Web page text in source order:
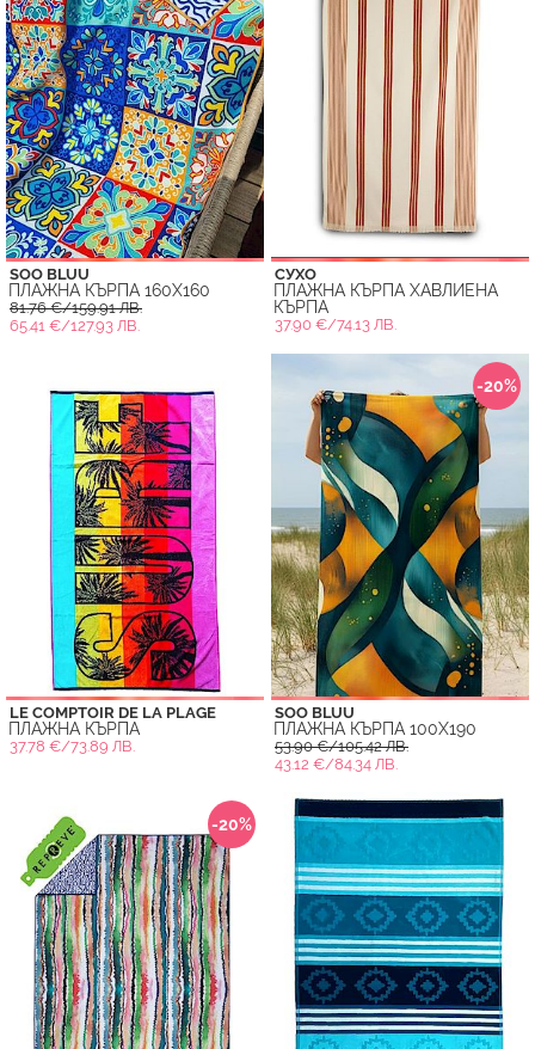
SOO BLUU
ПЛАЖНА КЪРПА 160X160
81.76 €/159.91 ЛВ.
65.41 €/127.93 ЛВ.
СУХО
ПЛАЖНА КЪРПА ХАВЛИЕНА
КЪРПА
37.90 €/74.13 ЛВ.
LE COMPTOIR DE LA PLAGE
ПЛАЖНА КЪРПА
37.78 €/73.89 ЛВ.
-20%
SOO BLUU
ПЛАЖНА КЪРПА 100X190
53.90 €/105.42 ЛВ.
43.12 €/84.34 ЛВ.
-20%